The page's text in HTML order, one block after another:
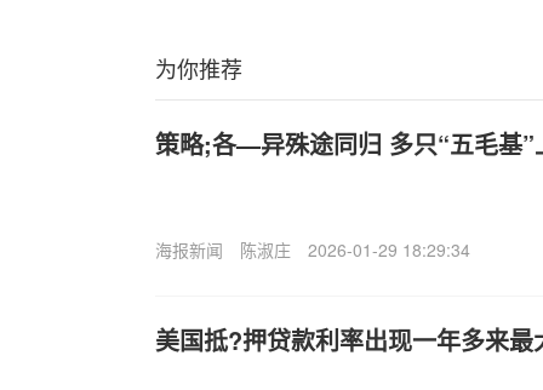
为你推荐
策略;各—异殊途同归 多只“五毛基”
海报新闻 陈淑庄 2026-01-29 18:29:34
美国抵?押贷款利率出现一年多来最